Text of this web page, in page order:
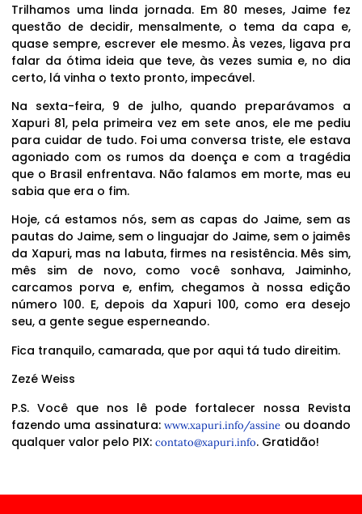
Trilhamos uma linda jornada. Em 80 meses, Jaime fez
questão de decidir, mensalmente, o tema da capa e,
quase sempre, escrever ele mesmo. Às vezes, ligava pra
falar da ótima ideia que teve, às vezes sumia e, no dia
certo, lá vinha o texto pronto, impecável.
Na sexta-feira, 9 de julho, quando preparávamos a
Xapuri 81, pela primeira vez em sete anos, ele me pediu
para cuidar de tudo. Foi uma conversa triste, ele estava
agoniado com os rumos da doença e com a tragédia
que o Brasil enfrentava. Não falamos em morte, mas eu
sabia que era o fim.
Hoje, cá estamos nós, sem as capas do Jaime, sem as
pautas do Jaime, sem o linguajar do Jaime, sem o jaimês
da Xapuri, mas na labuta, firmes na resistência. Mês sim,
mês sim de novo, como você sonhava, Jaiminho,
carcamos porva e, enfim, chegamos à nossa edição
número 100. E, depois da Xapuri 100, como era desejo
seu, a gente segue esperneando.
Fica tranquilo, camarada, que por aqui tá tudo direitim.
Zezé Weiss
P.S. Você que nos lê pode fortalecer nossa Revista
fazendo uma assinatura:www.xapuri.info/assine ou doando
qualquer valor pelo PIX: contato@xapuri.info. Gratidão!